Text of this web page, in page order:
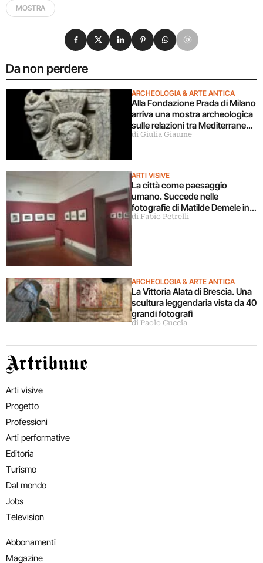
MOSTRA
Da non perdere
ARCHEOLOGIA & ARTE ANTICA
Alla Fondazione Prada di Milano
arriva una mostra archeologica
sulle relazioni tra Mediterraneo
e Asia
di Giulia Giaume
ARTI VISIVE
La città come paesaggio
umano. Succede nelle
fotografie di Matilde Demele in
mostra a Roma
di Fabio Petrelli
ARCHEOLOGIA & ARTE ANTICA
La Vittoria Alata di Brescia. Una
scultura leggendaria vista da 40
grandi fotografi
di Paolo Cuccia
Condividi su Facebook
Condividi su X
Condividi su LinkedIn
Condividi su Pinterest
Condividi su WhatsApp
Condividi su Email
Artribune
Arti visive
Progetto
Professioni
Arti performative
Editoria
Turismo
Dal mondo
Jobs
Television
Abbonamenti
Magazine